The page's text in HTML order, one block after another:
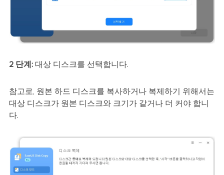
2 단계:대상 디스크를 선택합니다.
참고로, 원본 하드 디스크를 복사하거나 복제하기 위해서는
대상 디스크가 원본 디스크와 크기가 같거나 더 커야 합니
다.